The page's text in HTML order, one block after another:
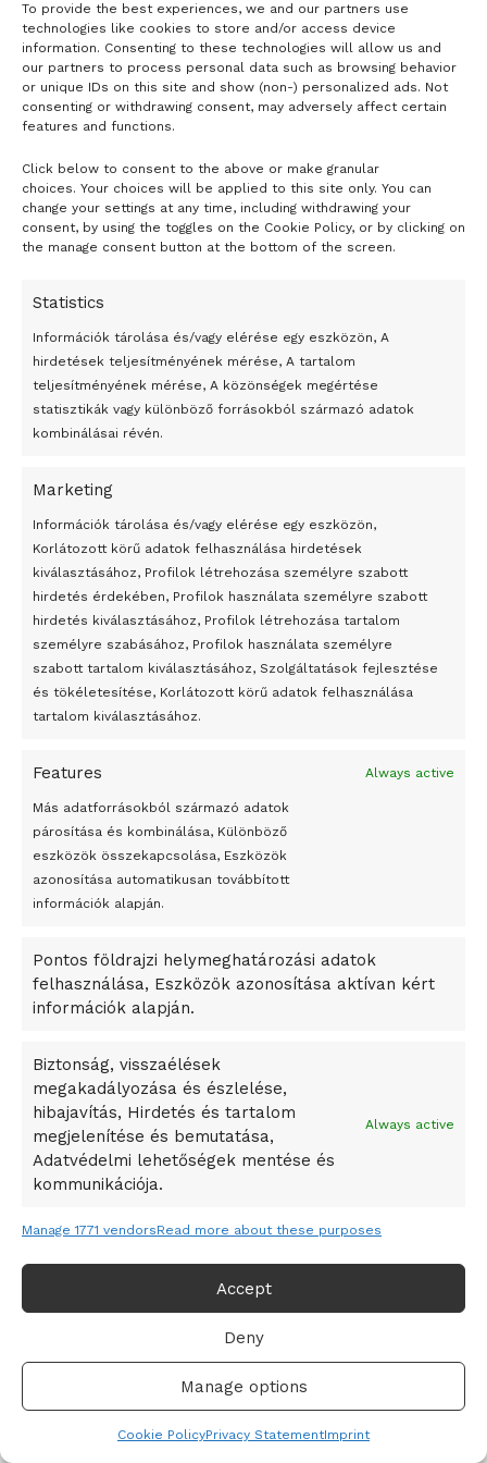
To provide the best experiences, we and our partners use
technologies like cookies to store and/or access device
information. Consenting to these technologies will allow us and
our partners to process personal data such as browsing behavior
or unique IDs on this site and show (non-) personalized ads. Not
consenting or withdrawing consent, may adversely affect certain
features and functions.
Click below to consent to the above or make granular
choices. Your choices will be applied to this site only. You can
change your settings at any time, including withdrawing your
consent, by using the toggles on the Cookie Policy, or by clicking on
the manage consent button at the bottom of the screen.
Statistics
Információk tárolása és/vagy elérése egy eszközön, A
hirdetések teljesítményének mérése, A tartalom
teljesítményének mérése, A közönségek megértése
statisztikák vagy különböző forrásokból származó adatok
kombinálásai révén.
Marketing
Információk tárolása és/vagy elérése egy eszközön,
Korlátozott körű adatok felhasználása hirdetések
kiválasztásához, Profilok létrehozása személyre szabott
hirdetés érdekében, Profilok használata személyre szabott
hirdetés kiválasztásához, Profilok létrehozása tartalom
személyre szabásához, Profilok használata személyre
szabott tartalom kiválasztásához, Szolgáltatások fejlesztése
és tökéletesítése, Korlátozott körű adatok felhasználása
tartalom kiválasztásához.
Features Always active
Más adatforrásokból származó adatok
párosítása és kombinálása, Különböző
eszközök összekapcsolása, Eszközök
azonosítása automatikusan továbbított
információk alapján.
Pontos földrajzi helymeghatározási adatok
felhasználása, Eszközök azonosítása aktívan kért
információk alapján.
Biztonság, visszaélések
megakadályozása és észlelése,
hibajavítás, Hirdetés és tartalom
megjelenítése és bemutatása,
Adatvédelmi lehetőségek mentése és
kommunikációja.
Always active
Manage 1771 vendorsRead more about these purposes
Accept
Deny
Manage options
Cookie PolicyPrivacy StatementImprint
LOAD MORE
- H I R D E T É S -
Átmenetileg szünetelnek az összecsapások Bahmutnál
Egy vagyonért adták el Banksy művét miután elégették.
Az 1950-ben elhunyt alkotók művei szabadon
felhasználhatóvá válnak
Peking – A visegrádi országok zsidó kulturális örökségét
bemutató fotókiállítás nyílt
Megveszi az osztrák Wienerberger az amerikai Meridian
Bricket
A Startup Campus egyetemi programjainak legjobbjai az
A Ringo Starr új albummal jelentkezik
A Vajdasági Magyar Szövetség államtitkárait kinevezték
Dzsingisz kán hódító hadjárata okozta
Kuramagomedov ötödik, Muszukajev elődöntős – Birkózó
világkupa
Adatvédelmi irányelvek
© 2019-2021 online365.hu - Minden jog fenntartva!